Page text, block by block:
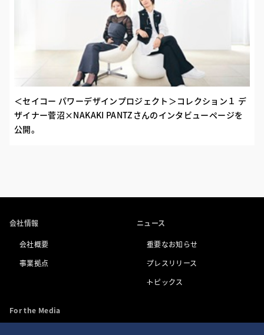
＜セイコー パワーデザインプロジェクト＞コレクション１ デ
ザイナー菅沼×NAKAKI PANTZさんのインタビューページを
公開。
会社情報
会社概要
事業拠点
ニュース
重要なお知らせ
プレスリリース
トピックス
For the Media